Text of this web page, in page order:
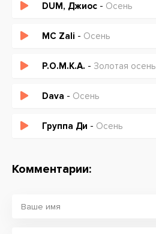
DUM, Джиос - Осень
MC Zali - Осень
Р.О.М.К.А. - Золотая осень
Dava - Осень
Группа Ди - Осень
Комментарии: